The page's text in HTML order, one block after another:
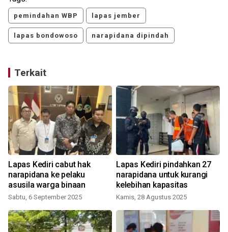
pemindahan WBP lapas jember
lapas bondowoso narapidana dipindah
Terkait
Lapas Kediri cabut hak
narapidana ke pelaku
asusila warga binaan
Sabtu, 6 September 2025
Lapas Kediri pindahkan 27
narapidana untuk kurangi
kelebihan kapasitas
Kamis, 28 Agustus 2025